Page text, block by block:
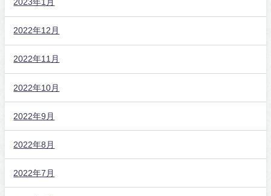
2023年1月
2022年12月
2022年11月
2022年10月
2022年9月
2022年8月
2022年7月